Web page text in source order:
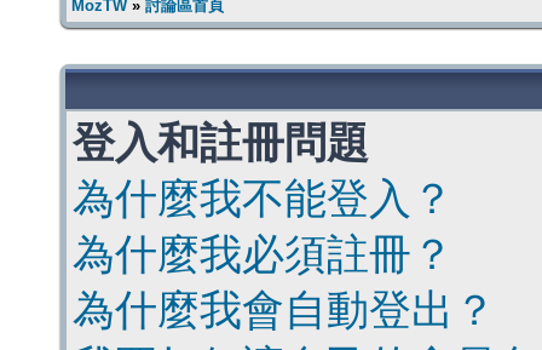
MozTW» 討論區首頁
登入和註冊問題
為什麼我不能登入？
為什麼我必須註冊？
為什麼我會自動登出？